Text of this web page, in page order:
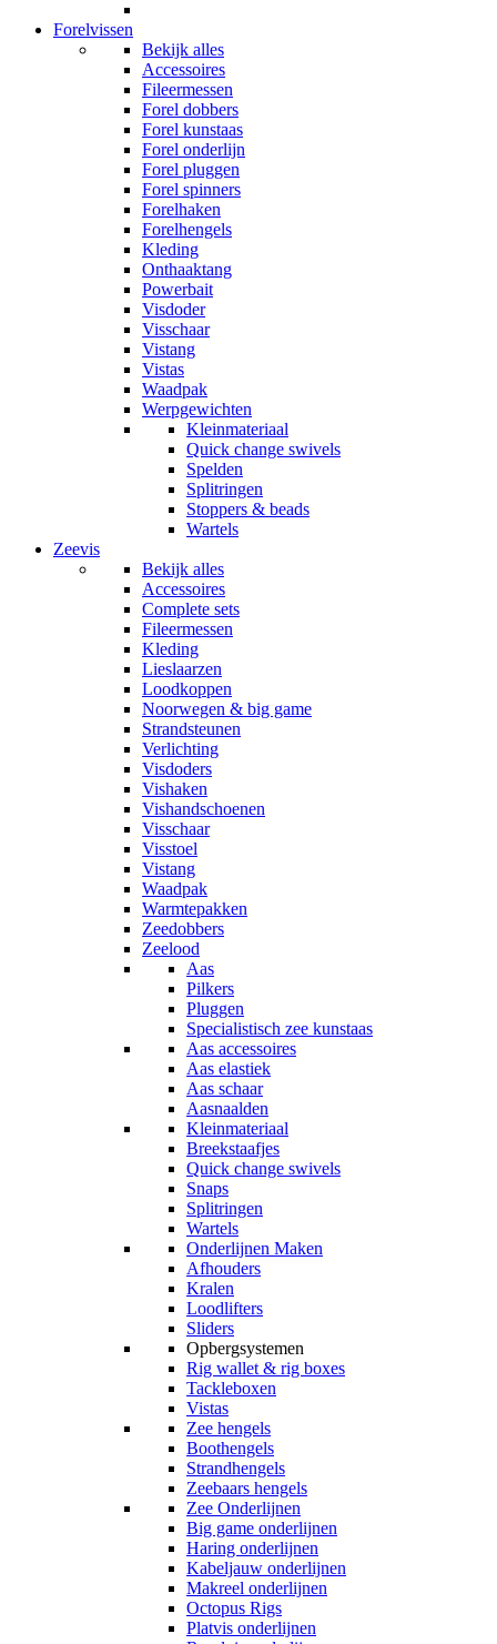
Forelvissen
Bekijk alles
Accessoires
Fileermessen
Forel dobbers
Forel kunstaas
Forel onderlijn
Forel pluggen
Forel spinners
Forelhaken
Forelhengels
Kleding
Onthaaktang
Powerbait
Visdoder
Visschaar
Vistang
Vistas
Waadpak
Werpgewichten
Kleinmateriaal
Quick change swivels
Spelden
Splitringen
Stoppers & beads
Wartels
Zeevis
Bekijk alles
Accessoires
Complete sets
Fileermessen
Kleding
Lieslaarzen
Loodkoppen
Noorwegen & big game
Strandsteunen
Verlichting
Visdoders
Vishaken
Vishandschoenen
Visschaar
Visstoel
Vistang
Waadpak
Warmtepakken
Zeedobbers
Zeelood
Aas
Pilkers
Pluggen
Specialistisch zee kunstaas
Aas accessoires
Aas elastiek
Aas schaar
Aasnaalden
Kleinmateriaal
Breekstaafjes
Quick change swivels
Snaps
Splitringen
Wartels
Onderlijnen Maken
Afhouders
Kralen
Loodlifters
Sliders
Opbergsystemen
Rig wallet & rig boxes
Tackleboxen
Vistas
Zee hengels
Boothengels
Strandhengels
Zeebaars hengels
Zee Onderlijnen
Big game onderlijnen
Haring onderlijnen
Kabeljauw onderlijnen
Makreel onderlijnen
Octopus Rigs
Platvis onderlijnen